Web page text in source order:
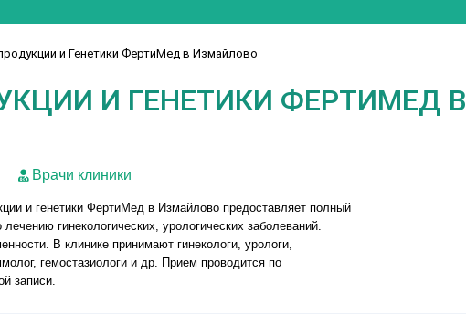
и Генетики ФертиМед в Измайлово
И ГЕНЕТИКИ ФЕРТИМЕД В
Врачи клиники
и генетики ФертиМед в Измайлово предоставляет полный
лечению гинекологических, урологических заболеваний.
В клинике принимают гинекологи, урологи,
гемостазиологи и др. Прием проводится по
записи.